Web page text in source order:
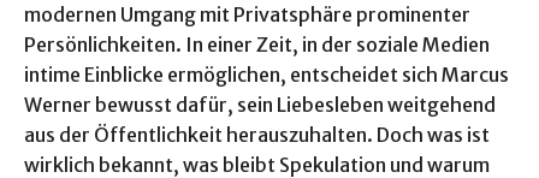
modernen Umgang mit Privatsphäre prominenter
Persönlichkeiten. In einer Zeit, in der soziale Medien
intime Einblicke ermöglichen, entscheidet sich Marcus
Werner bewusst dafür, sein Liebesleben weitgehend
aus der Öffentlichkeit herauszuhalten. Doch was ist
wirklich bekannt, was bleibt Spekulation und warum